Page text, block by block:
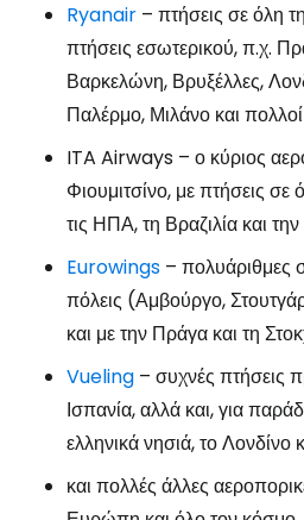
Ryanair – πτήσεις σε όλη
πτήσεις εσωτερικού, π.χ.
Βαρκελώνη, Βρυξέλλες,
Παλέρμο, Μιλάνο και
ITA Airways – ο κύριος
Φιουμιτσίνο, με πτήσεις
τις ΗΠΑ, τη Βραζιλία και
Eurowings – πολυάριθμες
πόλεις (Αμβούργο,
και με την Πράγα και τη
Vueling – συχνές πτήσεις
Ισπανία, αλλά και, για
ελληνικά νησιά, το Λονδίνο
και πολλές άλλες